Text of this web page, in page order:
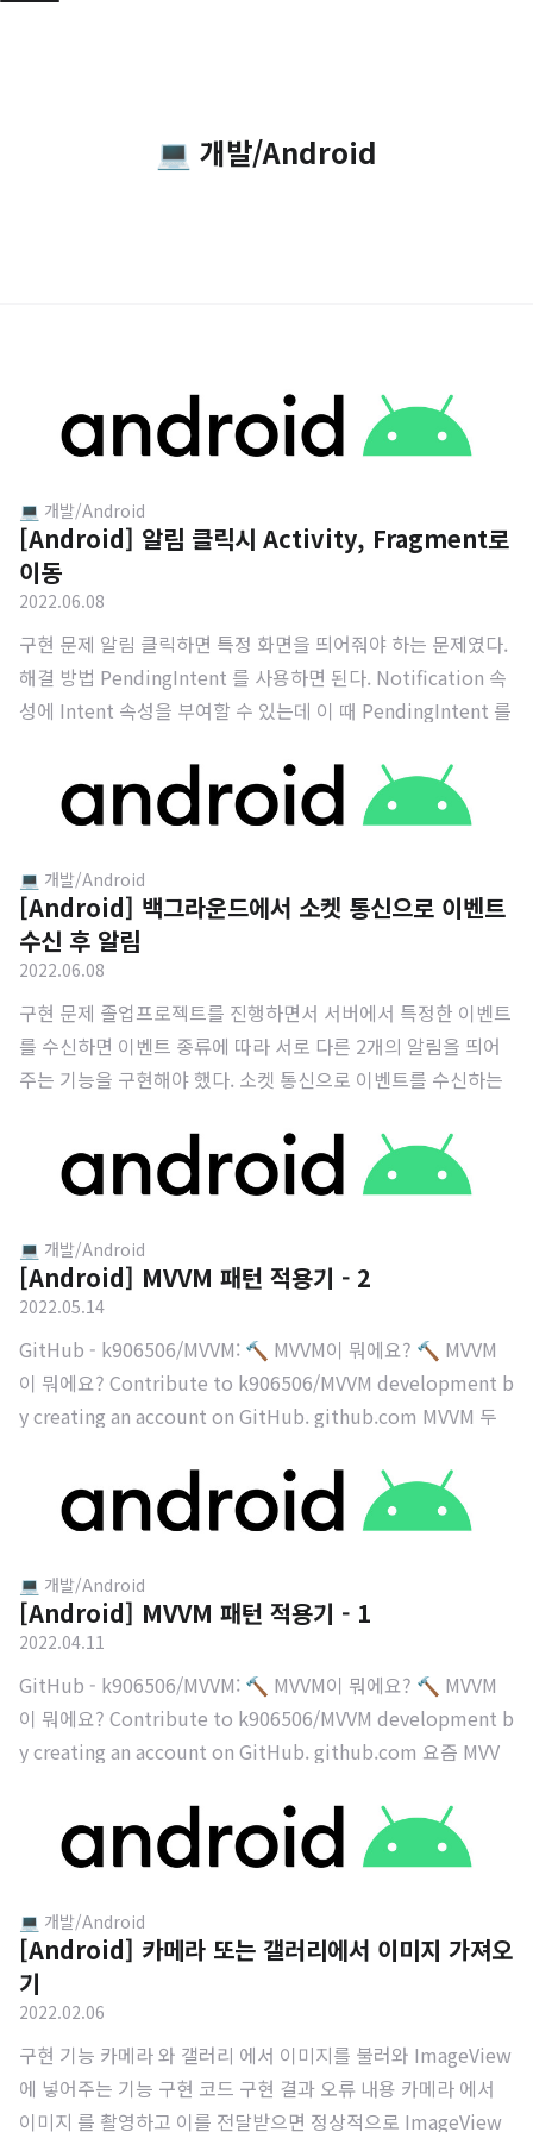
💻 개발/Android
💻 개발/Android
[Android] 알림 클릭시 Activity, Fragment로
이동
2022.06.08
구현 문제 알림 클릭하면 특정 화면을 띄어줘야 하는 문제였다.
해결 방법 PendingIntent 를 사용하면 된다. Notification 속
성에 Intent 속성을 부여할 수 있는데 이 때 PendingIntent 를
으로 띄어줄 Fragment 의 식별자를 넘겨준다. 이를 활용하여
MainActivity 가 onCreate 됐을 때 getStringExtra 로 Frag
드 - ReceiverService 우선 지난번에 구현했던 이벤트 수신 알
림에 대한 코드를 가져왔다. // 이벤트를 수신했을 경우 사용자
에게 알림 전송 private fun occurEven..
💻 개발/Android
[Android] 백그라운드에서 소켓 통신으로 이벤트
수신 후 알림
2022.06.08
구현 문제 졸업프로젝트를 진행하면서 서버에서 특정한 이벤트
를 수신하면 이벤트 종류에 따라 서로 다른 2개의 알림을 띄어
주는 기능을 구현해야 했다. 소켓 통신으로 이벤트를 수신하는
가능한 소켓 통신이 필요했다. 해결 방법 MVVM과 단일 Activit
y를 사용했기에 Activity는 MainActivity 한 개 뿐이었고 Main
을 사용하지 않는 상황에서도 알림을 수신해야 할 필요가 있었
고 이를 위해 Service를 사용했다. 물론 MainActivity 안에 해
당 기능을 구현할 수 있다. 하지만 소켓 통신이 MainActivity
자체에 종속되는 상황이 발생하기에 ..
💻 개발/Android
[Android] MVVM 패턴 적용기 - 2
2022.05.14
GitHub - k906506/MVVM: 🔨 MVVM이 뭐에요? 🔨 MVVM
이 뭐에요? Contribute to k906506/MVVM development b
y creating an account on GitHub. github.com MVVM 두
RecyclerView 를 Room 을 사용해서 MVVM 패턴 으로 구현했
는데 정상적으로 작동하지 않아서 RecyclerView + Room +
구현하기 위해서는 위의 그림을 이해하고 넘어가는 것이 좋다.
그림에서 주의깊게 봐야할 것은 화살표의 방향 이다. 모든 화살
표가 단방향으로 연결 되어있고 상위 요소는 하위 요소를 참조
한다. 참조..
💻 개발/Android
[Android] MVVM 패턴 적용기 - 1
2022.04.11
GitHub - k906506/MVVM: 🔨 MVVM이 뭐에요? 🔨 MVVM
이 뭐에요? Contribute to k906506/MVVM development b
y creating an account on GitHub. github.com 요즘 MVV
비티에 다 때려박았었는데 모델이랑 뷰가 너무 강하게 결합되
어 있는 느낌이 강했다. 또한 대부분의 로직을 뷰(액티비티)에
겨울방학에 진행했던 글로벌인재트랙 때 어플 을 하나 만들었
고 나름 분리한다고 분리했는데 진짜 재사용성이 0 이었다. MV
C 가 구현하기는 정말 편했지만 이 기회에 패턴 공부도 할겸 M
VVM 을 접하게 되었다. 물론 MVC ..
💻 개발/Android
[Android] 카메라 또는 갤러리에서 이미지 가져오
기
2022.02.06
구현 기능 카메라 와 갤러리 에서 이미지를 불러와 ImageView
에 넣어주는 기능 구현 코드 구현 결과 오류 내용 카메라 에서
이미지 를 촬영하고 이를 전달받으면 정상적으로 ImageView